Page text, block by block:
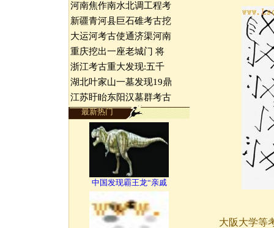
河南焦作南水北调工程考
新疆青河县巨石碓考古挖
大运河考古使通济渠河南
重庆挖出一座老城门 将
浙江考古重大发现:五千
湖北叶家山一墓发现19鼎
江苏盱眙东阳汉墓群考古
最新热门
中国发现霸王龙“亲戚
大阪大学等